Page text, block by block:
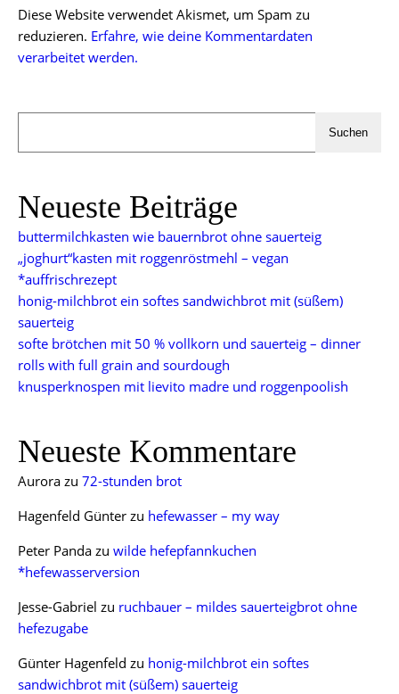
Diese Website verwendet Akismet, um Spam zu
reduzieren. Erfahre, wie deine Kommentardaten
verarbeitet werden.
Suchen
Neueste Beiträge
buttermilchkasten wie bauernbrot ohne sauerteig
„joghurt“kasten mit roggenröstmehl – vegan
*auffrischrezept
honig-milchbrot ein softes sandwichbrot mit (süßem)
sauerteig
softe brötchen mit 50 % vollkorn und sauerteig – dinner
rolls with full grain and sourdough
knusperknospen mit lievito madre und roggenpoolish
Neueste Kommentare
Aurora zu 72-stunden brot
Hagenfeld Günter zu hefewasser – my way
Peter Panda zu wilde hefepfannkuchen
*hefewasserversion
Jesse-Gabriel zu ruchbauer – mildes sauerteigbrot ohne
hefezugabe
Günter Hagenfeld zu honig-milchbrot ein softes
sandwichbrot mit (süßem) sauerteig